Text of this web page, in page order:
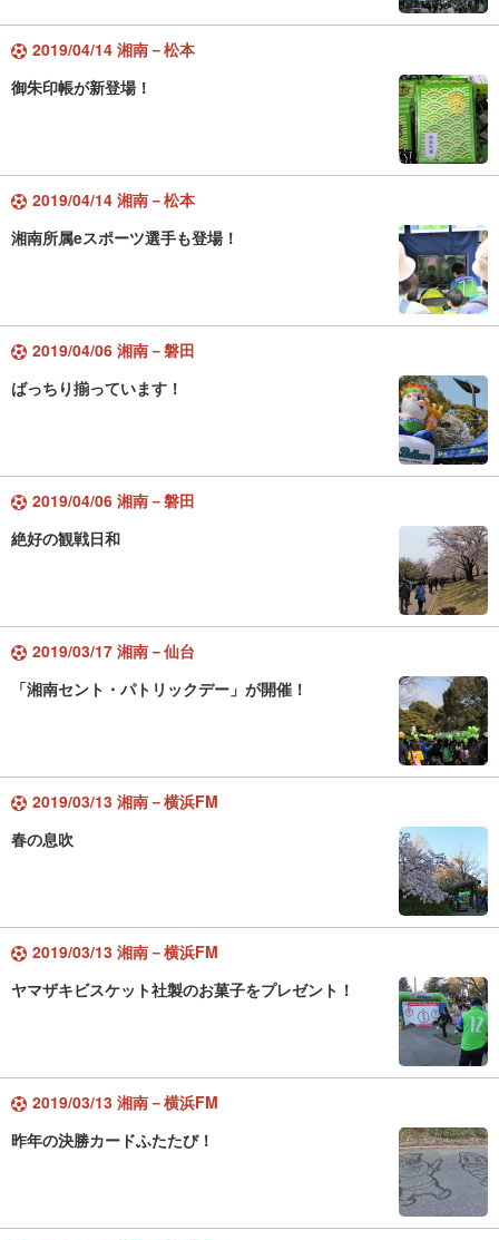
2019/04/14 湘南－松本
御朱印帳が新登場！
2019/04/14 湘南－松本
湘南所属eスポーツ選手も登場！
2019/04/06 湘南－磐田
ばっちり揃っています！
2019/04/06 湘南－磐田
絶好の観戦日和
2019/03/17 湘南－仙台
「湘南セント・パトリックデー」が開催！
2019/03/13 湘南－横浜FM
春の息吹
2019/03/13 湘南－横浜FM
ヤマザキビスケット社製のお菓子をプレゼント！
2019/03/13 湘南－横浜FM
昨年の決勝カードふたたび！